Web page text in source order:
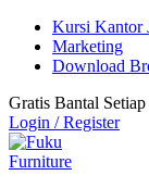
Kursi Kantor
Marketing
Download
Gratis Bantal
Login / Register